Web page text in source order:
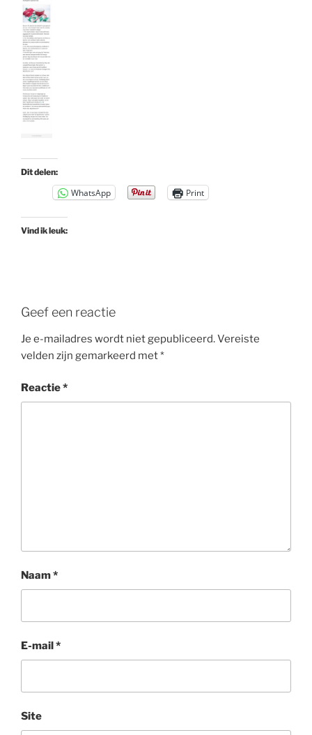
Dit delen:
WhatsApp Print
Vind ik leuk:
Geef een reactie
Je e-mailadres wordt niet gepubliceerd.Vereiste
velden zijn gemarkeerd met*
Reactie*
Naam*
E-mail*
Site